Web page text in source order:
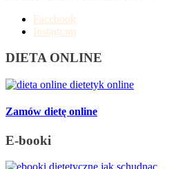
Facebook
Instagram
DIETA ONLINE
Zamów dietę online
E-booki